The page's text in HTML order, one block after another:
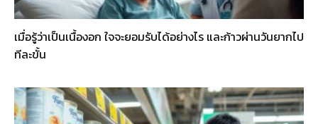
เมื่อรู้ว่าเป็นเนื้องอก ใจจะยอมรับได้อย่างไร และก้าวผ่านวันยากไป
ทีละขั้น